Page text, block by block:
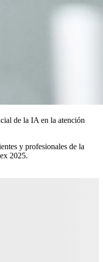
de la IA en la atención
y profesionales de la
2025.​